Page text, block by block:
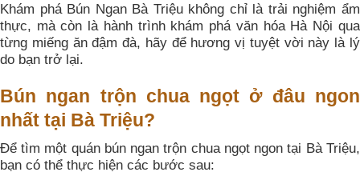
Khám phá Bún Ngan Bà Triệu không chỉ là trải nghiệm ẩm
thực, mà còn là hành trình khám phá văn hóa Hà Nội qua
từng miếng ăn đậm đà, hãy để hương vị tuyệt vời này là lý
do bạn trở lại.
Bún ngan trộn chua ngọt ở đâu ngon
nhất tại Bà Triệu?
Để tìm một quán bún ngan trộn chua ngọt ngon tại Bà Triệu,
bạn có thể thực hiện các bước sau: